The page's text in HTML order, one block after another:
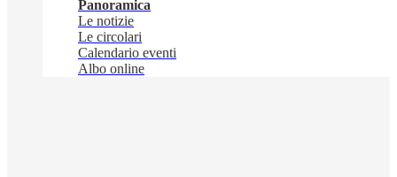
Panoramica
Le notizie
Le circolari
Calendario eventi
Albo online